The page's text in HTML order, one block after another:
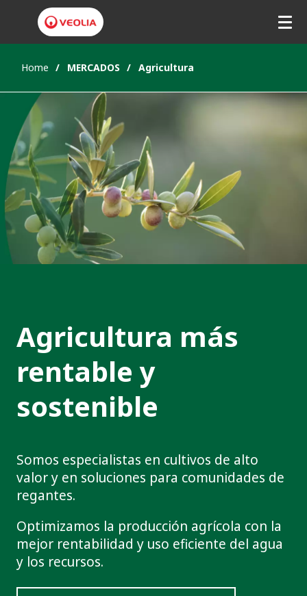
Home MERCADOS Agricultura
Agricultura más
rentable y
sostenible
Somos especialistas en cultivos de alto
valor y en soluciones para comunidades de
regantes.
Optimizamos la producción agrícola con la
mejor rentabilidad y uso eficiente del agua
y los recursos.